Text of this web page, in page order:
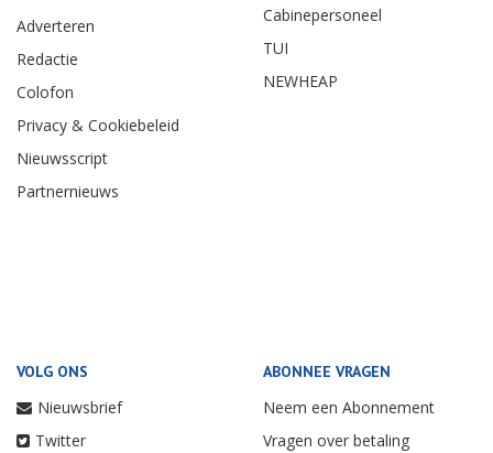
Adverteren
Redactie
Colofon
Privacy & Cookiebeleid
Nieuwsscript
Partnernieuws
Cabinepersoneel
TUI
NEWHEAP
VOLG ONS
Nieuwsbrief
Twitter
ABONNEE VRAGEN
Neem een Abonnement
Vragen over betaling